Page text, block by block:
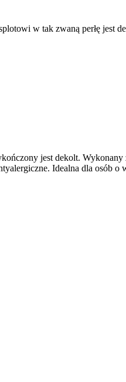
w tak zwaną perłę jest
jest dekolt.
Idealna dla osób